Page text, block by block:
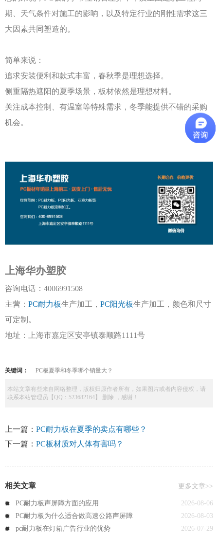
期、天气条件对施工的影响，以及特定行业的刚性需求这三
大因素共同塑造的。
简单来说：
追求安装便利和款式丰富，春秋季是理想选择。
侧重隔热遮阳的夏季场景，板材依然是理想材料。
关注成本控制、有温室等特殊需求，冬季能提供不错的采购
机会。
上海华办塑胶
咨询电话： 4006991508
主营： PC耐力板生产加工， PC阳光板生产加工，颜色和尺寸
可定制。
地址：上海市嘉定区安亭镇泰顺路1111号
关键词： PC板夏季和冬季哪个销量大？
本站文章有些来自网络整理，版权归原作者所有，如果图片或者内容侵权，请
联系本站管理员【QQ：523682164】 删除 ，感谢！
上一篇： PC耐力板在夏季的卖点有哪些？
下一篇： PC板材质对人体有害吗？
相关文章 更多文章>>
PC耐力板声屏障方面的应用
2026-08-06
PC耐力板为什么适合做高速公路声屏障
2026-08-03
pc耐力板在灯箱广告行业的优势
2026-07-29